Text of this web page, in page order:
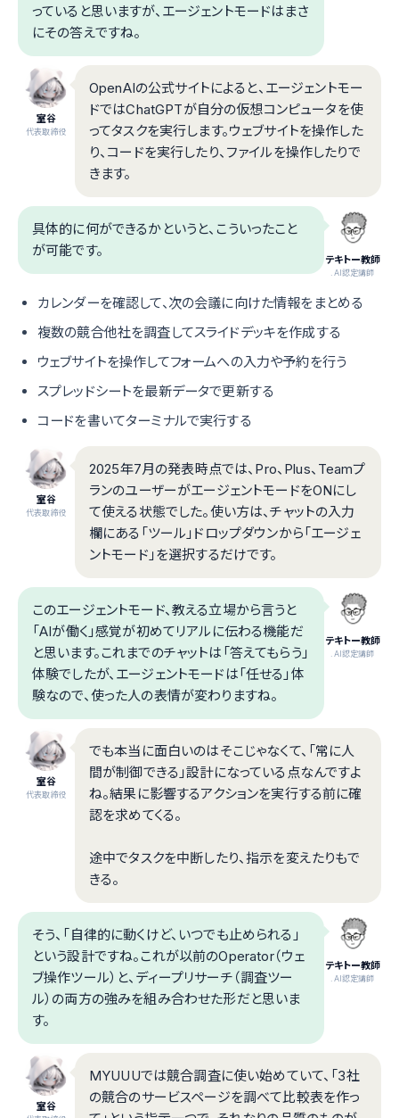
っていると思いますが、エージェントモードはまさ
にその答えですね。
室谷
代表取締役
OpenAIの公式サイトによると、エージェントモー
ドではChatGPTが自分の仮想コンピュータを使
ってタスクを実行します。ウェブサイトを操作した
り、コードを実行したり、ファイルを操作したりで
きます。
テキトー教師
.AI認定講師
具体的に何ができるかというと、こういったこと
が可能です。
カレンダーを確認して、次の会議に向けた情報をまとめる
複数の競合他社を調査してスライドデッキを作成する
ウェブサイトを操作してフォームへの入力や予約を行う
スプレッドシートを最新データで更新する
コードを書いてターミナルで実行する
室谷
代表取締役
2025年7月の発表時点では、Pro、Plus、Teamプ
ランのユーザーがエージェントモードをONにし
て使える状態でした。使い方は、チャットの入力
欄にある「ツール」ドロップダウンから「エージェ
ントモード」を選択するだけです。
テキトー教師
.AI認定講師
このエージェントモード、教える立場から言うと
「AIが働く」感覚が初めてリアルに伝わる機能だ
と思います。これまでのチャットは「答えてもらう」
体験でしたが、エージェントモードは「任せる」体
験なので、使った人の表情が変わりますね。
室谷
代表取締役
でも本当に面白いのはそこじゃなくて、「常に人
間が制御できる」設計になっている点なんですよ
ね。結果に影響するアクションを実行する前に確
認を求めてくる。
途中でタスクを中断したり、指示を変えたりもで
きる。
テキトー教師
.AI認定講師
そう、「自律的に動くけど、いつでも止められる」
という設計ですね。これが以前のOperator（ウェ
ブ操作ツール）と、ディープリサーチ（調査ツー
ル）の両方の強みを組み合わせた形だと思いま
す。
室谷
MYUUUでは競合調査に使い始めていて、「3社
の競合のサービスページを調べて比較表を作っ